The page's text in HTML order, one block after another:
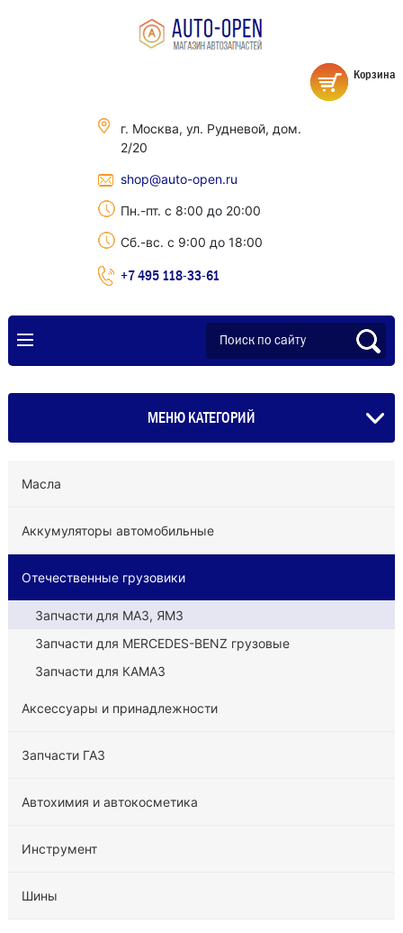
г. Москва, ул. Рудневой, дом.
2/20
shop@auto-open.ru
Пн.-пт. с 8:00 до 20:00
Сб.-вс. с 9:00 до 18:00
+7 495 118-33-61
Корзина
МЕНЮ КАТЕГОРИЙ
Масла
Аккумуляторы автомобильные
Отечественные грузовики
Запчасти для МАЗ, ЯМЗ
Запчасти для MERCEDES-BENZ грузовые
Запчасти для КАМАЗ
Аксессуары и принадлежности
Запчасти ГАЗ
Автохимия и автокосметика
Инструмент
Шины